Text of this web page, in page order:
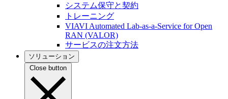
システム保守と契約
トレーニング
VIAVI Automated Lab-as-a-Service for Open
RAN (VALOR)
サービスの注文方法
ソリューション
Close button